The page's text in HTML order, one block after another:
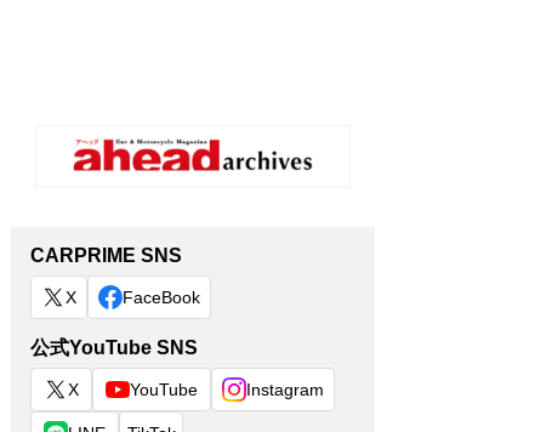
CARPRIME SNS
X FaceBook
公式YouTube SNS
X YouTube Instagram